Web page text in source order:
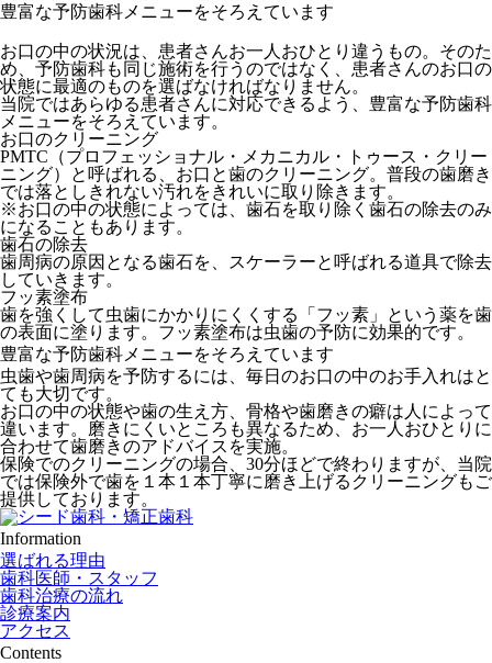
豊富な予防歯科メニューをそろえています
お口の中の状況は、患者さんお一人おひとり違うもの。そのた
め、予防歯科も同じ施術を行うのではなく、患者さんのお口の
状態に最適のものを選ばなければなりません。
当院ではあらゆる患者さんに対応できるよう、豊富な予防歯科
メニューをそろえています。
お口のクリーニング
PMTC（プロフェッショナル・メカニカル・トゥース・クリー
ニング）と呼ばれる、お口と歯のクリーニング。普段の歯磨き
では落としきれない汚れをきれいに取り除きます。
※お口の中の状態によっては、歯石を取り除く歯石の除去のみ
になることもあります。
歯石の除去
歯周病の原因となる歯石を、スケーラーと呼ばれる道具で除去
していきます。
フッ素塗布
歯を強くして虫歯にかかりにくくする「フッ素」という薬を歯
の表面に塗ります。フッ素塗布は虫歯の予防に効果的です。
豊富な予防歯科メニューをそろえています
虫歯や歯周病を予防するには、毎日のお口の中のお手入れはと
ても大切です。
お口の中の状態や歯の生え方、骨格や歯磨きの癖は人によって
違います。磨きにくいところも異なるため、お一人おひとりに
合わせて歯磨きのアドバイスを実施。
保険でのクリーニングの場合、30分ほどで終わりますが、当院
では保険外で歯を１本１本丁寧に磨き上げるクリーニングもご
提供しております。
Information
選ばれる理由
歯科医師・スタッフ
歯科治療の流れ
診療案内
アクセス
Contents